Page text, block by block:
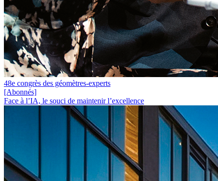
48e congrès des géomètres-experts
[Abonnés]
Face à l’IA, le souci de maintenir l’excellence